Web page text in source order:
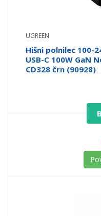
UGREEN
Hišni polnilec 100-
USB-C 100W GaN
CD328 črn (90928)